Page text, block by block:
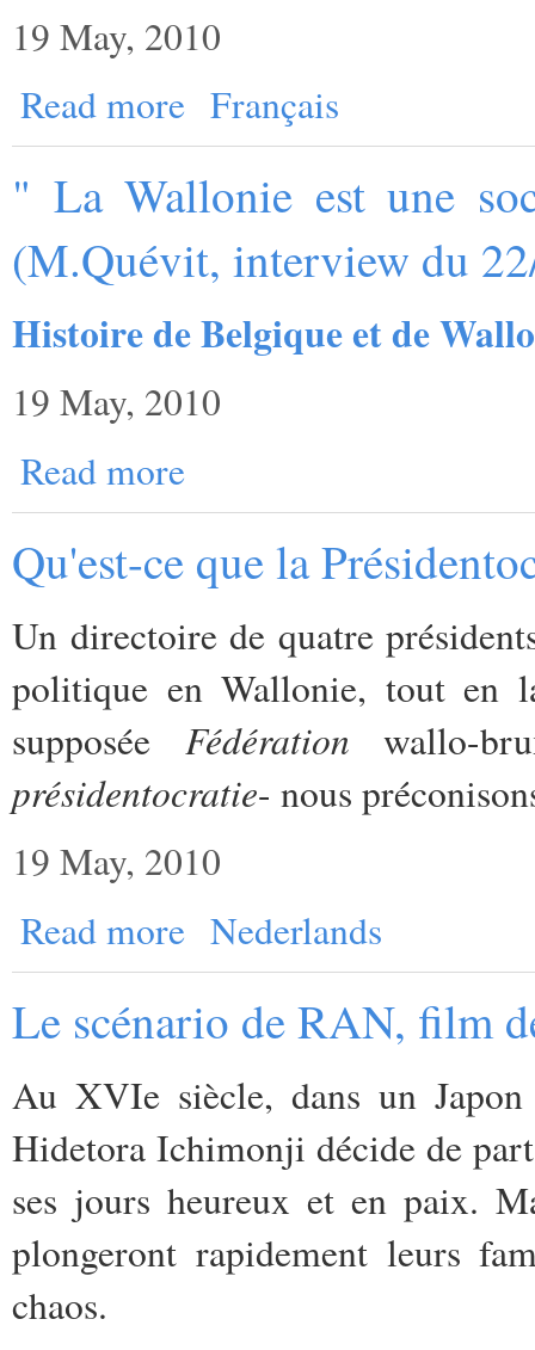
19 May, 2010
Read more Français
" La Wallonie est une
(M.Quévit, interview du
Histoire de Belgique et de
19 May, 2010
Read more
Qu'est-ce que la
Un directoire de quatre
politique en Wallonie, tout en
supposée Fédération wallo-
présidentocratie- nous
19 May, 2010
Read more Nederlands
Le scénario de RAN, film
Au XVIe siècle, dans un
Hidetora Ichimonji décide de
ses jours heureux et en paix.
plongeront rapidement leurs
chaos.